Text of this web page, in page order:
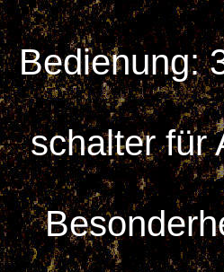
Bedienung:
schalter für